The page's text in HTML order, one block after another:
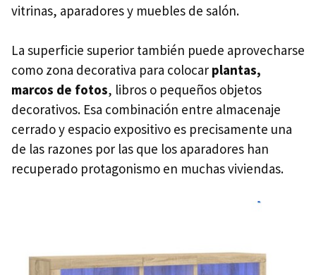
vitrinas, aparadores y muebles de salón.
La superficie superior también puede aprovecharse
como zona decorativa para colocar plantas,
marcos de fotos, libros o pequeños objetos
decorativos. Esa combinación entre almacenaje
cerrado y espacio expositivo es precisamente una
de las razones por las que los aparadores han
recuperado protagonismo en muchas viviendas.